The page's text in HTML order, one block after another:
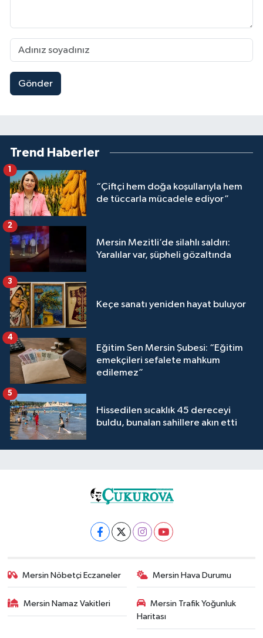
Gönder
Trend Haberler
“Çiftçi hem doğa koşullarıyla hem
de tüccarla mücadele ediyor”
1
Mersin Mezitli’de silahlı saldırı:
Yaralılar var, şüpheli gözaltında
2
Keçe sanatı yeniden hayat buluyor
3
Eğitim Sen Mersin Şubesi: “Eğitim
emekçileri sefalete mahkum
edilemez”
4
Hissedilen sıcaklık 45 dereceyi
buldu, bunalan sahillere akın etti
5
Mersin Nöbetçi Eczaneler Mersin Hava Durumu
Mersin Namaz Vakitleri
Mersin Trafik Yoğunluk
Haritası